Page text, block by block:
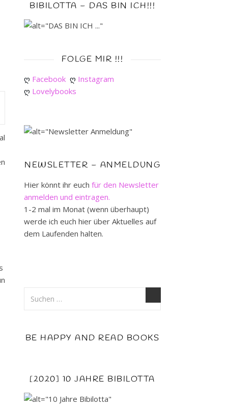
BIBILOTTA – DAS BIN ICH!!!
FOLGE MIR !!!
ღ Facebook ღ Instagram
ღ Lovelybooks
NEWSLETTER – ANMELDUNG
Hier könnt ihr euch für den Newsletter
anmelden und eintragen.
1-2 mal im Monat (wenn überhaupt)
werde ich euch hier über Aktuelles auf
dem Laufenden halten.
BE HAPPY AND READ BOOKS
[2020] 10 JAHRE BIBILOTTA